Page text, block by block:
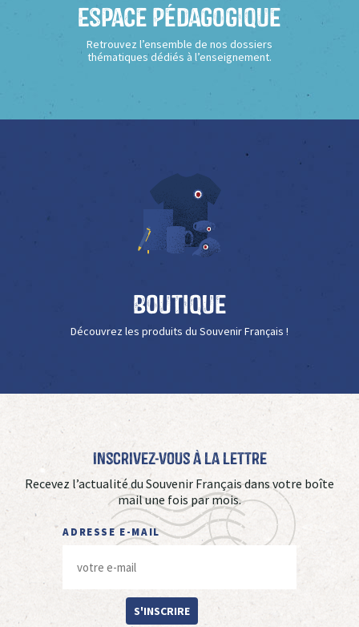
Espace Pédagogique
Retrouvez l’ensemble de nos dossiers
thématiques dédiés à l’enseignement.
Boutique
Découvrez les produits du Souvenir Français !
Inscrivez-vous à La Lettre
Recevez l’actualité du Souvenir Français dans votre boîte
mail une fois par mois.
ADRESSE E-MAIL
S'INSCRIRE